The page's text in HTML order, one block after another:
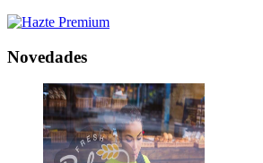
Novedades